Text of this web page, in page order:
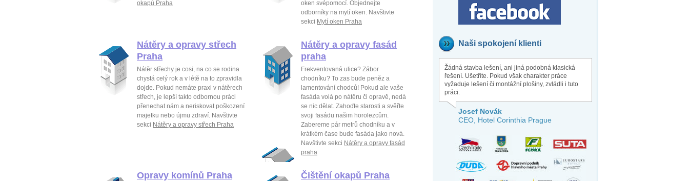
okapů Praha
oken svépomocí. Objednejte
odborníky na mytí oken. Navštivte
sekci Mytí oken Praha
Nátěry a opravy střech
Praha
Nátěr střechy je cosi, na co se rodina
chystá celý rok a v létě na to zpravidla
dojde. Pokud nemáte praxi v nátěrech
střech, je lepší takto odbornou práci
přenechat nám a neriskovat poškození
majetku nebo újmu zdraví. Navštivte
sekci Nátěry a opravy střech Praha
Nátěry a opravy fasád
praha
Frekventovaná ulice? Zábor
chodníku? To zas bude peněz a
lamentování chodců! Pokud ale vaše
fasáda volá po nátěru či opravě, nedá
se nic dělat. Zahoďte starosti a svěřte
svoji fasádu našim horolezcům.
Zabereme pár metrů chodníku a v
krátkém čase bude fasáda jako nová.
Navštivte sekci Nátěry a opravy fasád
praha
Opravy komínů Praha Čištění okapů Praha
Naši spokojení klienti
Žádná stavba lešení, ani jiná podobná klasická
řešení. Ušetříte. Pokud však charakter práce
vyžaduje lešení či montážní plošiny, zvládli i tuto
práci.
Josef Novák
CEO, Hotel Corinthia Prague